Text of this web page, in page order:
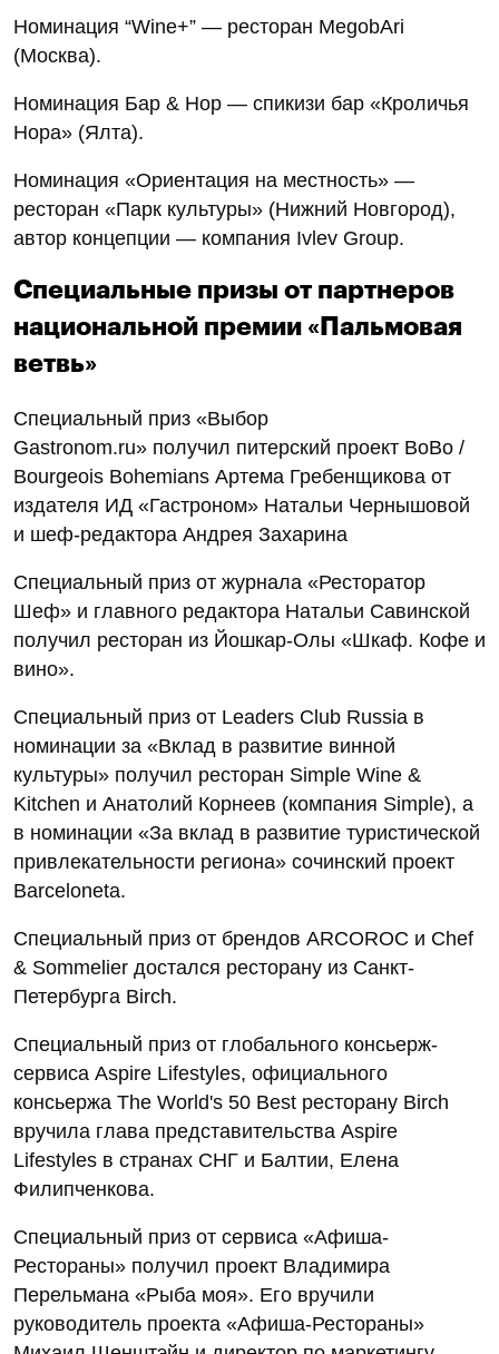
Номинация “Wine+” — ресторан MegobАri
(Москва).
Номинация Бар & Hop — спикизи бар «Кроличья
Нора» (Ялта).
Номинация «Ориентация на местность» —
ресторан «Парк культуры» (Нижний Новгород),
автор концепции — компания Ivlev Group.
Специальные призы от партнеров
национальной премии «Пальмовая
ветвь»
Специальный приз «Выбор
Gastronom.ru» получил питерский проект BoBo /
Bourgeois Bohemians Артема Гребенщикова от
издателя ИД «Гастроном» Натальи Чернышовой
и шеф-редактора Андрея Захарина
Специальный приз от журнала «Ресторатор
Шеф» и главного редактора Натальи Савинской
получил ресторан из Йошкар-Олы «Шкаф. Кофе и
вино».
Специальный приз от Leaders Club Russia в
номинации за «Вклад в развитие винной
культуры» получил ресторан Simple Wine &
Kitchen и Анатолий Корнеев (компания Simple), а
в номинации «За вклад в развитие туристической
привлекательности региона» сочинский проект
Barceloneta.
Специальный приз от брендов АRCOROC и Chef
& Sommelier достался ресторану из Санкт-
Петербурга Birch.
Специальный приз от глобального консьерж-
сервиса Aspire Lifestyles, официального
консьержа The World's 50 Best ресторану Birch
вручила глава представительства Aspire
Lifestyles в странах СНГ и Балтии, Елена
Филипченкова.
Специальный приз от сервиса «Афиша-
Рестораны» получил проект Владимира
Перельмана «Рыба моя». Его вручили
руководитель проекта «Афиша-Рестораны»